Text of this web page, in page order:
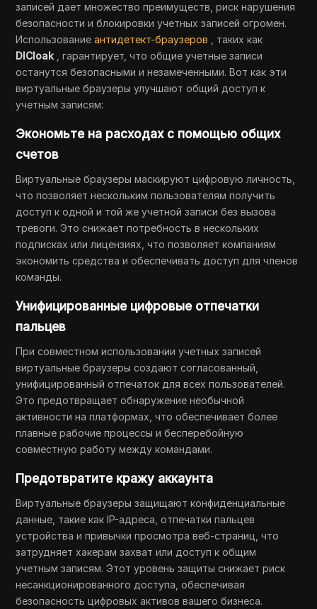
записей дает множество преимуществ, риск нарушения
безопасности и блокировки учетных записей огромен.
Использованиеантидетект-браузеров , таких как
DICloak , гарантирует, что общие учетные записи
останутся безопасными и незамеченными. Вот как эти
виртуальные браузеры улучшают общий доступ к
учетным записям:
Экономьте на расходах с помощью общих
счетов
Виртуальные браузеры маскируют цифровую личность,
что позволяет нескольким пользователям получить
доступ к одной и той же учетной записи без вызова
тревоги. Это снижает потребность в нескольких
подписках или лицензиях, что позволяет компаниям
экономить средства и обеспечивать доступ для членов
команды.
Унифицированные цифровые отпечатки
пальцев
При совместном использовании учетных записей
виртуальные браузеры создают согласованный,
унифицированный отпечаток для всех пользователей.
Это предотвращает обнаружение необычной
активности на платформах, что обеспечивает более
плавные рабочие процессы и бесперебойную
совместную работу между командами.
Предотвратите кражу аккаунта
Виртуальные браузеры защищают конфиденциальные
данные, такие как IP-адреса, отпечатки пальцев
устройства и привычки просмотра веб-страниц, что
затрудняет хакерам захват или доступ к общим
учетным записям. Этот уровень защиты снижает риск
несанкционированного доступа, обеспечивая
безопасность цифровых активов вашего бизнеса.